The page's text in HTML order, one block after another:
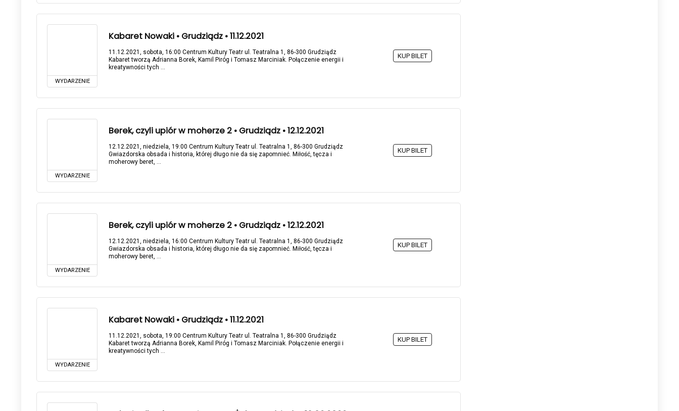
WYDARZENIE
Kabaret Nowaki • Grudziądz • 11.12.2021
11.12.2021, sobota, 16:00 Centrum Kultury Teatr ul. Teatralna 1, 86-300 Grudziądz
Kabaret tworzą Adrianna Borek, Kamil Piróg i Tomasz Marciniak. Połączenie energii i
kreatywności tych ...
KUP BILET
WYDARZENIE
Berek, czyli upiór w moherze 2 • Grudziądz • 12.12.2021
12.12.2021, niedziela, 19:00 Centrum Kultury Teatr ul. Teatralna 1, 86-300 Grudziądz
Gwiazdorska obsada i historia, której długo nie da się zapomnieć. Miłość, tęcza i
moherowy beret, ...
KUP BILET
WYDARZENIE
Berek, czyli upiór w moherze 2 • Grudziądz • 12.12.2021
12.12.2021, niedziela, 16:00 Centrum Kultury Teatr ul. Teatralna 1, 86-300 Grudziądz
Gwiazdorska obsada i historia, której długo nie da się zapomnieć. Miłość, tęcza i
moherowy beret, ...
KUP BILET
WYDARZENIE
Kabaret Nowaki • Grudziądz • 11.12.2021
11.12.2021, sobota, 19:00 Centrum Kultury Teatr ul. Teatralna 1, 86-300 Grudziądz
Kabaret tworzą Adrianna Borek, Kamil Piróg i Tomasz Marciniak. Połączenie energii i
kreatywności tych ...
KUP BILET